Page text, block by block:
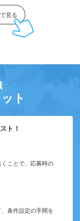
ト
ト！
ことで、応募時の
条件設定の手間を